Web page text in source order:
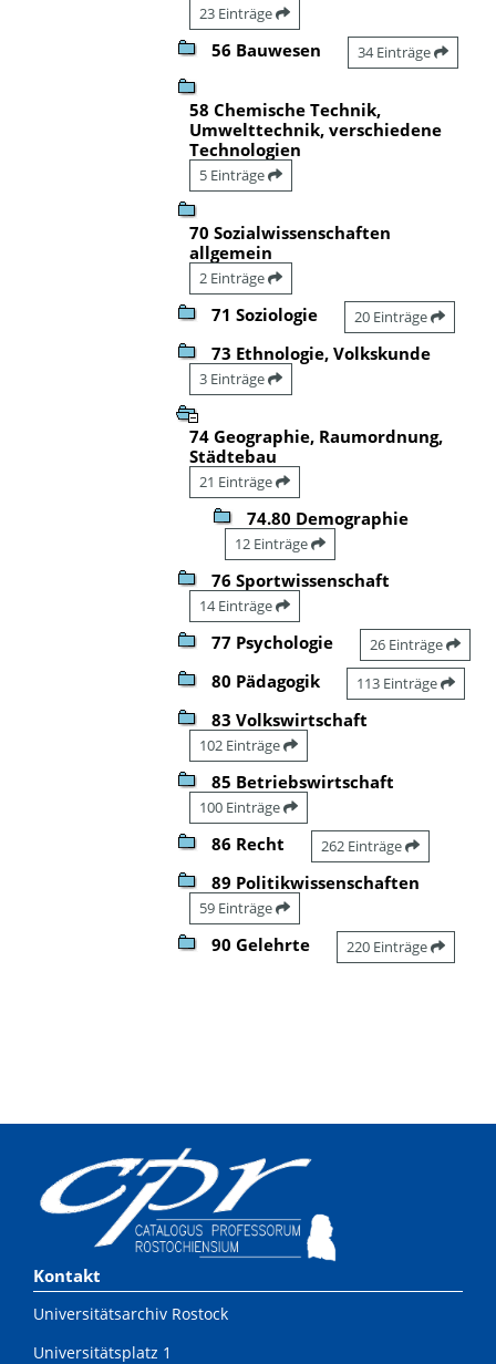
23 Einträge
56 Bauwesen 34 Einträge
58 Chemische Technik,
Umwelttechnik, verschiedene
Technologien
5 Einträge
70 Sozialwissenschaften
allgemein
2 Einträge
71 Soziologie 20 Einträge
73 Ethnologie, Volkskunde
3 Einträge
74 Geographie, Raumordnung,
Städtebau
21 Einträge
74.80 Demographie
12 Einträge
76 Sportwissenschaft
14 Einträge
77 Psychologie 26 Einträge
80 Pädagogik 113 Einträge
83 Volkswirtschaft
102 Einträge
85 Betriebswirtschaft
100 Einträge
86 Recht 262 Einträge
89 Politikwissenschaften
59 Einträge
90 Gelehrte 220 Einträge
Kontakt
Universitätsarchiv Rostock
Universitätsplatz 1